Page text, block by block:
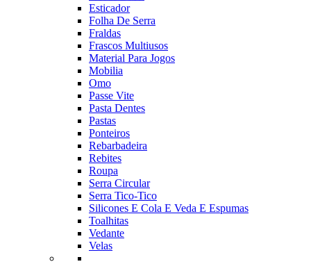
Esticador
Folha De Serra
Fraldas
Frascos Multiusos
Material Para Jogos
Mobilia
Omo
Passe Vite
Pasta Dentes
Pastas
Ponteiros
Rebarbadeira
Rebites
Roupa
Serra Circular
Serra Tico-Tico
Silicones E Cola E Veda E Espumas
Toalhitas
Vedante
Velas